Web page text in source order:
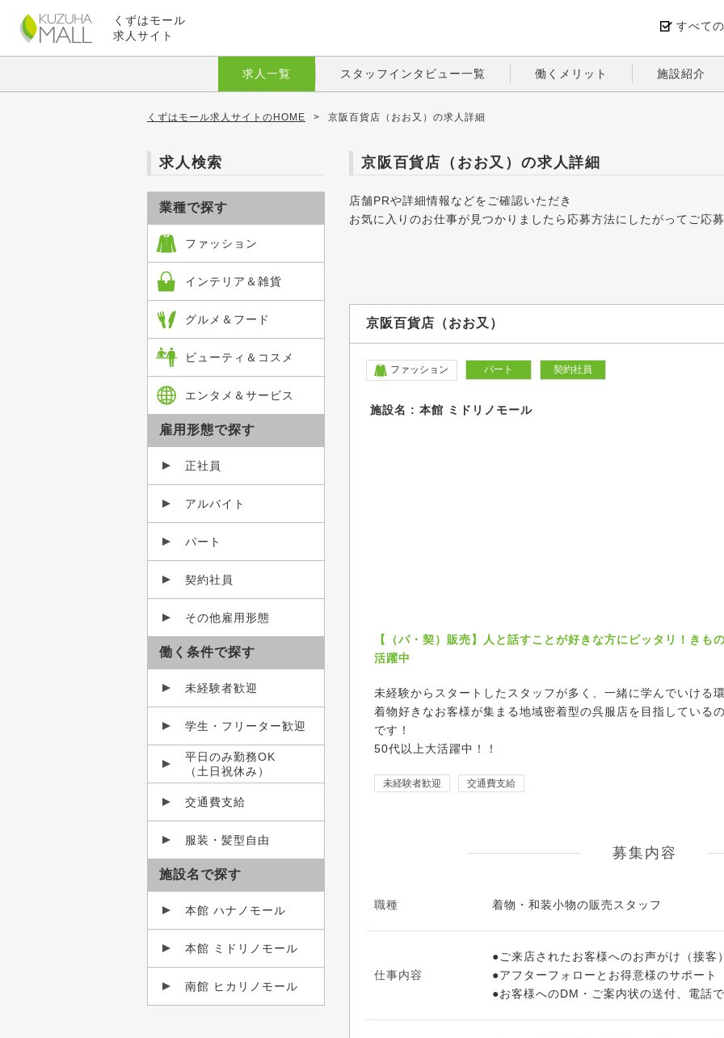
くずはモール
求人サイト
すべて
求人一覧 スタッフインタビュー一覧 働くメリット 施設紹介
くずはモール求人サイトのHOME > 京阪百貨店（おお又）の求人詳細
求人検索
業種で探す
ファッション
インテリア＆雑貨
グルメ＆フード
ビューティ＆コスメ
エンタメ＆サービス
雇用形態で探す
正社員
アルバイト
パート
契約社員
その他雇用形態
働く条件で探す
未経験者歓迎
学生・フリーター歓迎
平日のみ勤務OK
（土日祝休み）
交通費支給
服装・髪型自由
施設名で探す
本館 ハナノモール
本館 ミドリノモール
南館 ヒカリノモール
京阪百貨店（おお又）の求人詳細
店舗PRや詳細情報などをご確認いただき
お気に入りのお仕事が見つかりましたら応募方法にしたがってご応募
京阪百貨店（おお又）
ファッション パート 契約社員
施設名 : 本館 ミドリノモール
【（パ・契）販売】人と話すことが好きな方にピッタリ！きも
活躍中
未経験からスタートしたスタッフが多く、一緒に学んでいける環
着物好きなお客様が集まる地域密着型の呉服店を目指している
です！
50代以上大活躍中！！
未経験者歓迎 交通費支給
募集内容
職種 着物・和装小物の販売スタッフ
仕事内容
●ご来店されたお客様へのお声がけ（接客
●アフターフォローとお得意様のサポート
●お客様へのDM・ご案内状の送付、電話